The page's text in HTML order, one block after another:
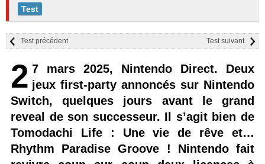
Test
Test suivant
Test précédent
2 7 mars 2025, Nintendo Direct. Deux
jeux first-party annoncés sur Nintendo
Switch, quelques jours avant le grand
reveal de son successeur. Il s’agit bien de
Tomodachi Life : Une vie de rêve et…
Rhythm Paradise Groove ! Nintendo fait